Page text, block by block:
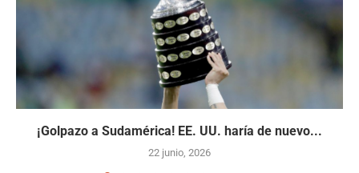
¡Golpazo a Sudamérica! EE. UU. haría de nuevo...
22 junio, 2026